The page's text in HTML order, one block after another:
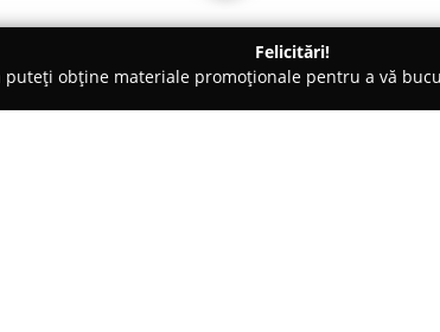
Felicitări!
puteți obține materiale promoționale pentru a vă